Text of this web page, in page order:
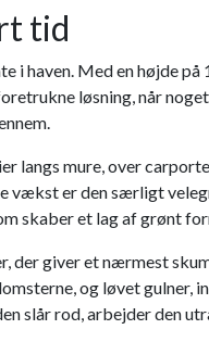
tid
haven. Med en højde
løsning, når
mure, over
er den særligt
skaber et lag af grønt
der giver et nærmest
og løvet gulner,
slår rod, arbejder den